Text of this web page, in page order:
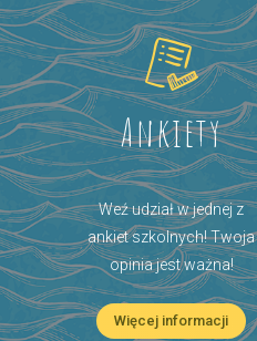
Ankiety
Weź udział w jednej z
ankiet szkolnych! Twoja
opinia jest ważna!
Więcej informacji